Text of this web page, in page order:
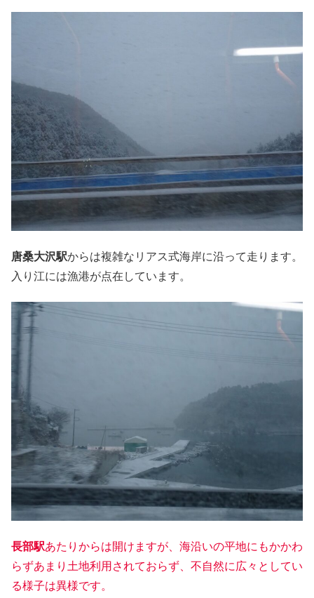
唐桑大沢駅からは複雑なリアス式海岸に沿って走ります。
入り江には漁港が点在しています。
長部駅あたりからは開けますが、海沿いの平地にもかかわ
らずあまり土地利用されておらず、不自然に広々としてい
る様子は異様です。